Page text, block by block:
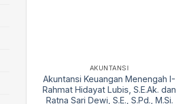
AKUNTANSI
Akuntansi Keuangan Menengah I-
Rahmat Hidayat Lubis, S.E.Ak. dan
Ratna Sari Dewi, S.E., S.Pd., M.Si.